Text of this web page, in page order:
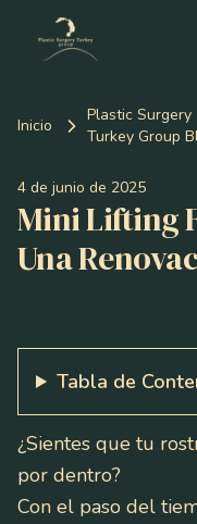
Inicio
Plastic Surgery
Turkey Group
4 de junio de 2025
Mini Lifting
Una
Tabla de
¿Sientes que tu
por dentro?
Con el paso del